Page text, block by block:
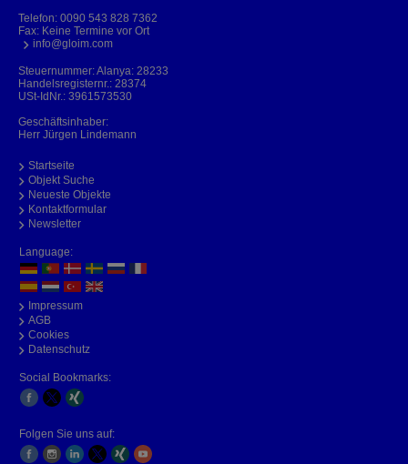
Telefon: 0090 543 828 7362
Fax: Keine Termine vor Ort
info@gloim.com
Steuernummer: Alanya: 28233
Handelsregisternr.: 28374
USt-IdNr.: 3961573530
Geschäftsinhaber:
Herr Jürgen Lindemann
Startseite
Objekt Suche
Neueste Objekte
Kontaktformular
Newsletter
Language:
Impressum
AGB
Cookies
Datenschutz
Social Bookmarks:
Folgen Sie uns auf: